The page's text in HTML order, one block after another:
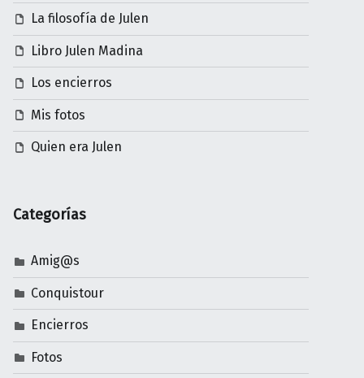
La filosofía de Julen
Libro Julen Madina
Los encierros
Mis fotos
Quien era Julen
Categorías
Amig@s
Conquistour
Encierros
Fotos